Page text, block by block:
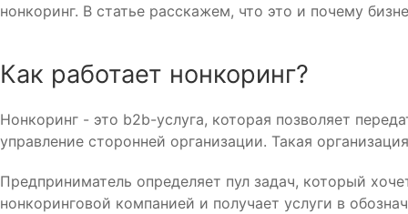
нонкоринг. В статье расскажем, что это и почему
Как работает нонкоринг?
Нонкоринг - это b2b-услуга, которая позволяет
управление сторонней организации. Такая
Предприниматель определяет пул задач, который
нонкоринговой компанией и получает услуги в